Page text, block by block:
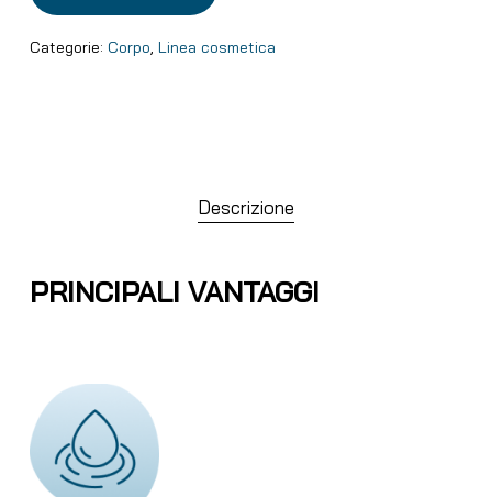
Categorie: Corpo, Linea cosmetica
Descrizione
PRINCIPALI VANTAGGI